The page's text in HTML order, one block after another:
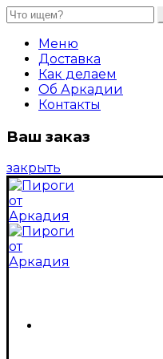
Search
for:
Меню
Доставка
Как делаем
Об Аркадии
Контакты
Ваш заказ
закрыть